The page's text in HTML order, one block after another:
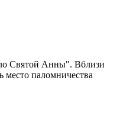
Святой Анны". Вблизи
паломничества